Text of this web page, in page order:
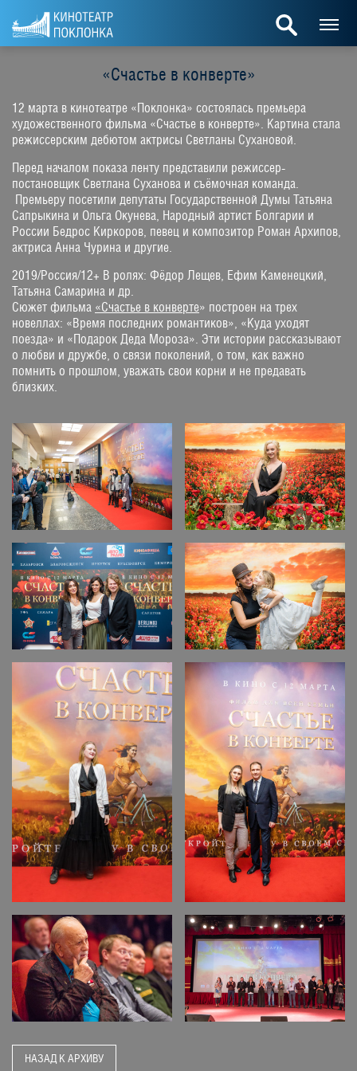
«Счастье в конверте»
12 марта в кинотеатре «Поклонка» состоялась премьера
художественного фильма «Счастье в конверте». Картина стала
режиссерским дебютом актрисы Светланы Сухановой.
Перед началом показа ленту представили режиссер-
постановщик Светлана Суханова и съёмочная команда.
Премьеру посетили депутаты Государственной Думы Татьяна
Сапрыкина и Ольга Окунева, Народный артист Болгарии и
России Бедрос Киркоров, певец и композитор Роман Архипов,
актриса Анна Чурина и другие.
2019/Россия/12+ В ролях: Фёдор Лещев, Ефим Каменецкий,
Татьяна Самарина и др.
Сюжет фильма «Счастье в конверте» построен на трех
новеллах: «Время последних романтиков», «Куда уходят
поезда» и «Подарок Деда Мороза». Эти истории рассказывают
о любви и дружбе, о связи поколений, о том, как важно
помнить о прошлом, уважать свои корни и не предавать
близких.
НАЗАД К АРХИВУ